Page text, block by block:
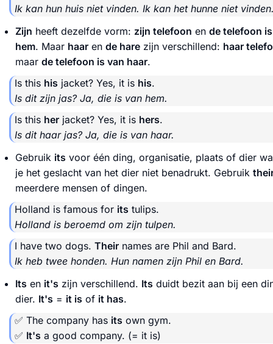
Ik kan hun huis niet vinden. Ik kan het hunne niet
Zijn heeft dezelfde vorm: zijn telefoon en de telefoon
hem. Maar haar en de hare zijn verschillend: haar
maar de telefoon is van haar.
Is this his jacket? Yes, it is his.
Is dit zijn jas? Ja, die is van hem.
Is this her jacket? Yes, it is hers.
Is dit haar jas? Ja, die is van haar.
Gebruik its voor één ding, organisatie, plaats of dier
je het geslacht van het dier niet benadrukt. Gebruik
meerdere mensen of dingen.
Holland is famous for its tulips.
Holland is beroemd om zijn tulpen.
I have two dogs. Their names are Phil and Bard.
Ik heb twee honden. Hun namen zijn Phil en Bard.
Its en it's zijn verschillend. Its duidt bezit aan bij een
dier. It's = it is of it has.
✅ The company has its own gym.
✅ It's a good company. (= it is)